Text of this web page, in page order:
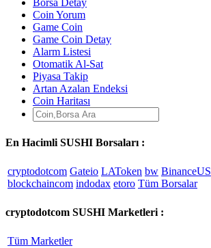
Borsa Detay
Coin Yorum
Game Coin
Game Coin Detay
Alarm Listesi
Otomatik Al-Sat
Piyasa Takip
Artan Azalan Endeksi
Coin Haritası
En Hacimli SUSHI Borsaları :
cryptodotcom Gateio LAToken bw BinanceUS
blockchaincom indodax etoro Tüm Borsalar
cryptodotcom SUSHI Marketleri :
Tüm Marketler